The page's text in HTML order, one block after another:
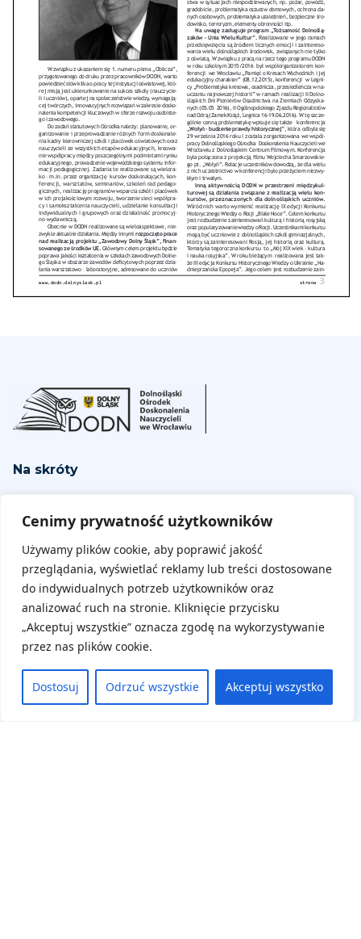
Cenimy prywatność użytkowników
Używamy plików cookie, aby poprawić jakość
przeglądania, wyświetlać reklamy lub treści dostosowane
do indywidualnych potrzeb użytkowników oraz
analizować ruch na stronie. Kliknięcie przycisku
„Akceptuj wszystkie” oznacza zgodę na wykorzystywanie
przez nas plików cookie.
Dostosuj Odrzuć wszystkie Akceptuj wszystko
Na skróty
Regulamin
Deklaracja dostępności
Panel uczestnika
Zaloguj się
Zarejestruj się
Cennik